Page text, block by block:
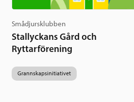
Smådjursklubben
Stallyckans Gård och
Ryttarförening
Grannskapsinitiativet